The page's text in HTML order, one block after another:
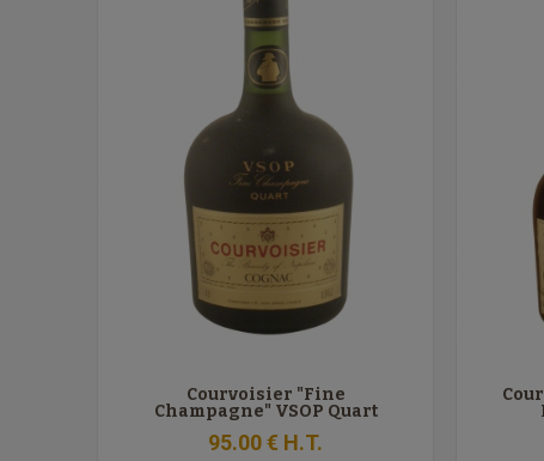
Courvoisier "Fine
Champagne" VSOP Quart
95.00€ H.T.